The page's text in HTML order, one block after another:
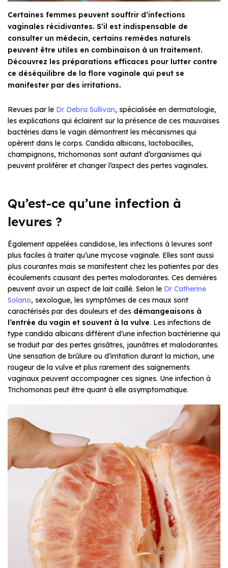
Certaines femmes peuvent souffrir d’infections
vaginales récidivantes. S’il est indispensable de
consulter un médecin, certains remèdes naturels
peuvent être utiles en combinaison à un traitement.
Découvrez les préparations efficaces pour lutter contre
ce déséquilibre de la flore vaginale qui peut se
manifester par des irritations.
Revues par le Dr Debra Sullivan, spécialisée en dermatologie,
les explications qui éclairent sur la présence de ces mauvaises
bactéries dans le vagin démontrent les mécanismes qui
opèrent dans le corps. Candida albicans, lactobacilles,
champignons, trichomonas sont autant d’organismes qui
peuvent proliférer et changer l’aspect des pertes vaginales.
Qu’est-ce qu’une infection à
levures ?
Également appelées candidose, les infections à levures sont
plus faciles à traiter qu’une mycose vaginale. Elles sont aussi
plus courantes mais se manifestent chez les patientes par des
écoulements causant des pertes malodorantes. Ces dernières
peuvent avoir un aspect de lait caillé. Selon le Dr Catherine
Solano, sexologue, les symptômes de ces maux sont
caractérisés par des douleurs et des démangeaisons à
l’entrée du vagin et souvent à la vulve. Les infections de
type candida albicans diffèrent d’une infection bactérienne qui
se traduit par des pertes grisâtres, jaunâtres et malodorantes.
Une sensation de brûlure ou d’irritation durant la miction, une
rougeur de la vulve et plus rarement des saignements
vaginaux peuvent accompagner ces signes. Une infection à
Trichomonas peut être quant à elle asymptomatique.